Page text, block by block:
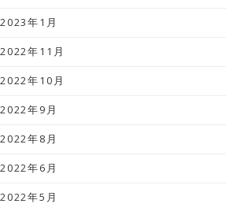
2023年1月
2022年11月
2022年10月
2022年9月
2022年8月
2022年6月
2022年5月